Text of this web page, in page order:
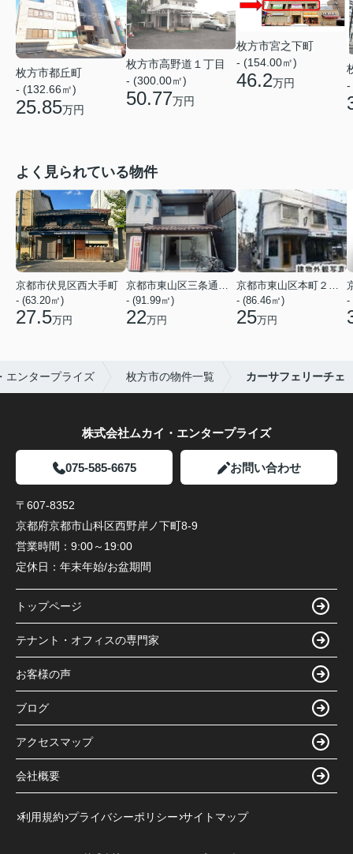
枚方市都丘町
- (132.66㎡)
25.85万円
枚方市高野道１丁目
- (300.00㎡)
50.77万円
枚方市宮之下町
- (154.00㎡)
46.2万円
-
よく見られている物件
京都市伏見区西大手町
- (63.20㎡)
27.5万円
京都市東山区三条通北裏白川筋西入２丁目東姉小路町
- (91.99㎡)
22万円
京都市東山区本町２２丁目
- (86.46㎡)
25万円
-
エンタープライズ 枚方市の物件一覧 カーサフェリーチェ
株式会社ムカイ・エンタープライズ
075-585-6675 お問い合わせ
〒607-8352
京都府京都市山科区西野岸ノ下町8-9
営業時間： 9:00～19:00
定休日： 年末年始/お盆期間
トップページ
テナント・オフィスの専門家
お客様の声
ブログ
アクセスマップ
会社概要
利用規約 プライバシーポリシー サイトマップ